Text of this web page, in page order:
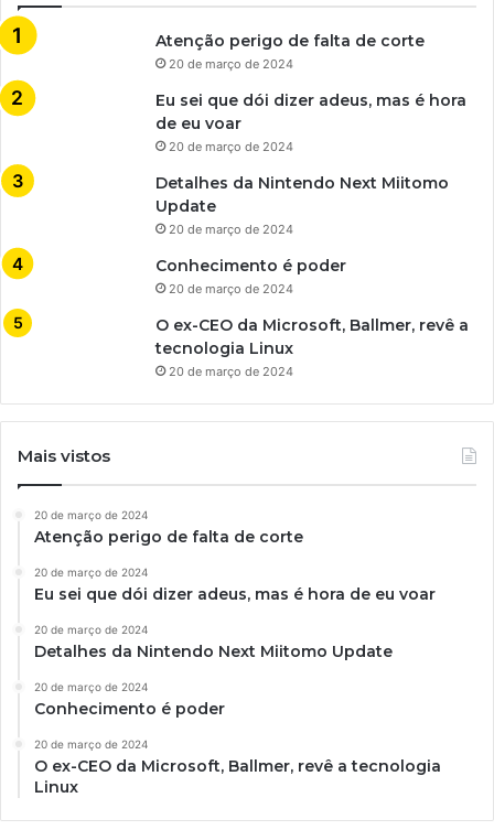
Atenção perigo de falta de corte
20 de março de 2024
Eu sei que dói dizer adeus, mas é hora
de eu voar
20 de março de 2024
Detalhes da Nintendo Next Miitomo
Update
20 de março de 2024
Conhecimento é poder
20 de março de 2024
O ex-CEO da Microsoft, Ballmer, revê a
tecnologia Linux
20 de março de 2024
Mais vistos
20 de março de 2024
Atenção perigo de falta de corte
20 de março de 2024
Eu sei que dói dizer adeus, mas é hora de eu voar
20 de março de 2024
Detalhes da Nintendo Next Miitomo Update
20 de março de 2024
Conhecimento é poder
20 de março de 2024
O ex-CEO da Microsoft, Ballmer, revê a tecnologia
Linux